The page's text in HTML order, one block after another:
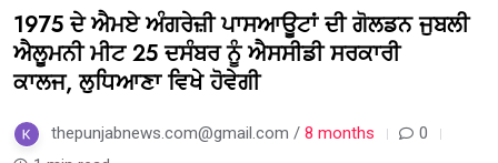
1975 ਦੇ ਐਮਏ ਅੰਗਰੇਜ਼ੀ ਪਾਸਆਊਟਾਂ ਦੀ ਗੋਲਡਨ ਜੁਬਲੀ
ਐਲੂਮਨੀ ਮੀਟ 25 ਦਸੰਬਰ ਨੂੰ ਐਸਸੀਡੀ ਸਰਕਾਰੀ
ਕਾਲਜ, ਲੁਧਿਆਣਾ ਵਿਖੇ ਹੋਵੇਗੀ
thepunjabnews.com@gmail.com / 8 months
0